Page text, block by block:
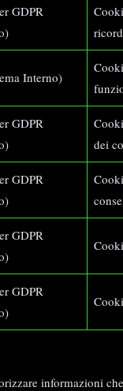
GDPR
Interno)
GDPR
dei
GDPR
GDPR
GDPR
informazioni